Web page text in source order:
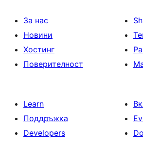
За нас
Новини
Хостинг
Поверителност
Learn
Поддръжка
Developers